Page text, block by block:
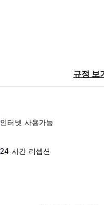
규정 보
인터넷 사용가능
24 시간 리셉션